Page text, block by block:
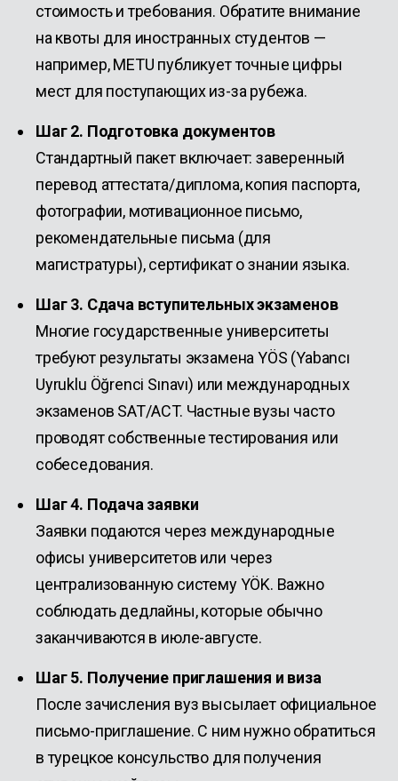
стоимость и требования. Обратите внимание
на квоты для иностранных студентов —
например, METU публикует точные цифры
мест для поступающих из-за рубежа.
Шаг 2. Подготовка документов
Стандартный пакет включает: заверенный
перевод аттестата/диплома, копия паспорта,
фотографии, мотивационное письмо,
рекомендательные письма (для
магистратуры), сертификат о знании языка.
Шаг 3. Сдача вступительных экзаменов
Многие государственные университеты
требуют результаты экзамена YÖS (Yabancı
Uyruklu Öğrenci Sınavı) или международных
экзаменов SAT/ACT. Частные вузы часто
проводят собственные тестирования или
собеседования.
Шаг 4. Подача заявки
Заявки подаются через международные
офисы университетов или через
централизованную систему YÖK. Важно
соблюдать дедлайны, которые обычно
заканчиваются в июле-августе.
Шаг 5. Получение приглашения и виза
После зачисления вуз высылает официальное
письмо-приглашение. С ним нужно обратиться
в турецкое консульство для получения